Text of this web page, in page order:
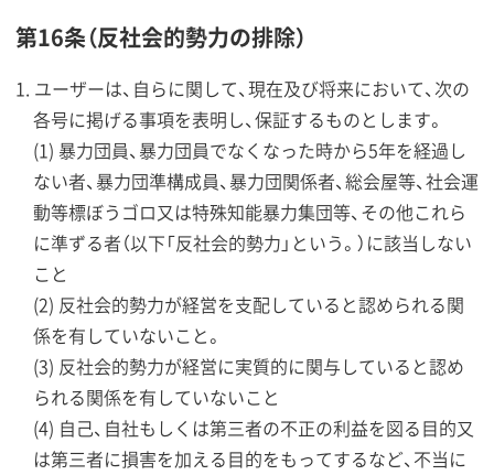
第16条（反社会的勢力の排除）
ユーザーは、自らに関して、現在及び将来において、次の
各号に掲げる事項を表明し、保証するものとします。
(1) 暴力団員、暴力団員でなくなった時から5年を経過し
ない者、暴力団準構成員、暴力団関係者、総会屋等、社会運
動等標ぼうゴロ又は特殊知能暴力集団等、その他これら
に準ずる者（以下「反社会的勢力」という。）に該当しない
こと
(2) 反社会的勢力が経営を支配していると認められる関
係を有していないこと。
(3) 反社会的勢力が経営に実質的に関与していると認め
られる関係を有していないこと
(4) 自己、自社もしくは第三者の不正の利益を図る目的又
は第三者に損害を加える目的をもってするなど、不当に